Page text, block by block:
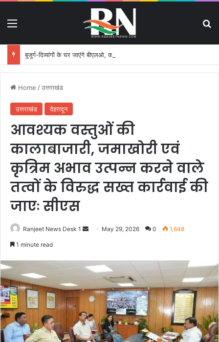
बुजुर्ग-दिव्यांगों के घर जाएंगे बीएलओ, करेंगे नोटिसों का निस्तारण
Home /उत्तराखंड
उत्तराखंड देहरादून
आवश्यक वस्तुओं की
कालाबाजारी, जमाखोरी एवं
कृत्रिम अभाव उत्पन्न करने वाले
तत्वों के विरुद्ध सख्त कार्रवाई की
जाएः सीएस
Ranjeet News Desk 1
d
n
e
a
i
May 29, 2026 0 1,648
1 minute read